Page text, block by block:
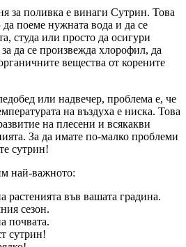
за поливка е винаги Сутрин. Това
да поеме нужната вода и да се
студа или просто да осигури
да се произвежда хлорофил, да
вещества от корените
или надвечер, проблема е, че
на въздуха е ниска. Това
на плесени и всякакви
За да имате по-малко проблеми
сутрин!
най-важното:
растенията във вашата градина.
сезон.
почвата.
сутрин!